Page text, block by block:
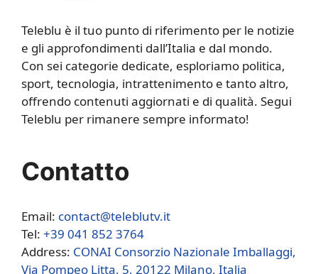
Teleblu è il tuo punto di riferimento per le notizie
e gli approfondimenti dall’Italia e dal mondo.
Con sei categorie dedicate, esploriamo politica,
sport, tecnologia, intrattenimento e tanto altro,
offrendo contenuti aggiornati e di qualità. Segui
Teleblu per rimanere sempre informato!
Contatto
Email: contact@teleblutv.it
Tel: +39 041 852 3764
Address: CONAI Consorzio Nazionale Imballaggi,
Via Pompeo Litta, 5, 20122 Milano, Italia